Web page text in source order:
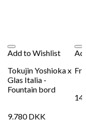
Add to Wishlist
Tokujin Yoshioka x
Glas Italia -
Fountain bord
9.780DKK